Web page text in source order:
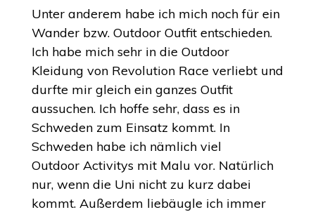
Unter anderem habe ich mich noch für ein
Wander bzw. Outdoor Outfit entschieden.
Ich habe mich sehr in die Outdoor
Kleidung von Revolution Race verliebt und
durfte mir gleich ein ganzes Outfit
aussuchen. Ich hoffe sehr, dass es in
Schweden zum Einsatz kommt. In
Schweden habe ich nämlich viel
Outdoor Activitys mit Malu vor. Natürlich
nur, wenn die Uni nicht zu kurz dabei
kommt. Außerdem liebäugle ich immer